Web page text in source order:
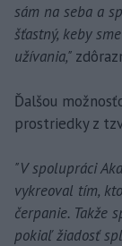
sám na seba a
šťastný, keby
užívania,"
Ďalšou
prostriedky z
"V spolupráci
vykreoval tím,
čerpanie. Takže
pokiaľ žiadosť